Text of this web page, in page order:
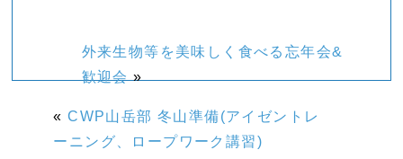
外来生物等を美味しく食べる忘年会&
歓迎会»
«CWP山岳部 冬山準備(アイゼントレ
ーニング、ロープワーク講習)